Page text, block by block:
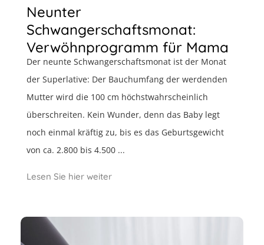
Neunter
Schwangerschaftsmonat:
Verwöhnprogramm für Mama
Der neunte Schwangerschaftsmonat ist der Monat
der Superlative: Der Bauchumfang der werdenden
Mutter wird die 100 cm höchstwahrscheinlich
überschreiten. Kein Wunder, denn das Baby legt
noch einmal kräftig zu, bis es das Geburtsgewicht
von ca. 2.800 bis 4.500 ...
Lesen Sie hier weiter